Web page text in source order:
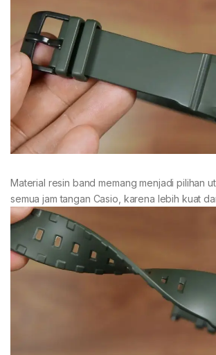
Material resin band memang menjadi pilihan
semua jam tangan Casio, karena lebih kuat